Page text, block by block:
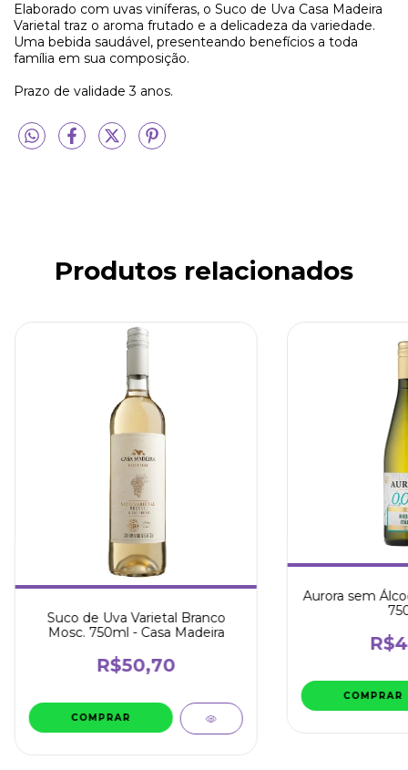
Elaborado com uvas viníferas, o Suco de Uva Casa Madeira
Varietal traz o aroma frutado e a delicadeza da variedade.
Uma bebida saudável, presenteando benefícios a toda
família em sua composição.
Prazo de validade 3 anos.
Produtos relacionados
Suco de Uva Varietal Branco
Mosc. 750ml - Casa Madeira
R$50,70
Aurora sem